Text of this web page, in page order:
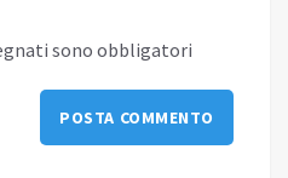
sono obbligatori